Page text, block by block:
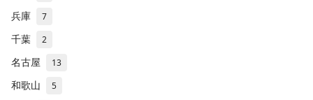
兵庫 7
千葉 2
名古屋 13
和歌山 5